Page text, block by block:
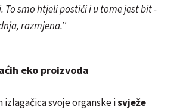
To smo htjeli postići i u tome jest bit -
razmjena.''
eko proizvoda
svoje organske isvježe